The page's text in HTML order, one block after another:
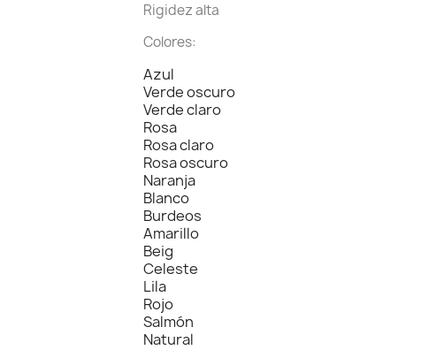
Rigidez alta
Colores:
Azul
Verde oscuro
Verde claro
Rosa
Rosa claro
Rosa oscuro
Naranja
Blanco
Burdeos
Amarillo
Beig
Celeste
Lila
Rojo
Salmón
Natural